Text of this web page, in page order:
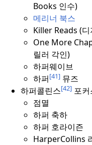
Books 인수)
메리너 북스
Killer Reads (
One More
릴러 각인)
하퍼웨이브
하퍼[41] 뮤즈
하퍼콜린스[42]포커
점멸
하퍼 축하
하퍼 호라이즌
HarperCollins